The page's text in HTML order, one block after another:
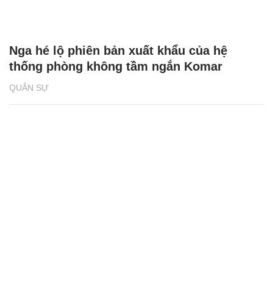
QUÂN SỰ
Nga hé lộ phiên bản xuất khẩu của hệ
thống phòng không tầm ngắn Komar